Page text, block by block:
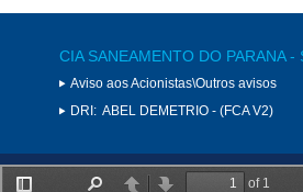
CIA SANEAMENTO DO PARANA -
Aviso aos Acionistas\Outros avisos
DRI: ABEL DEMETRIO - (FCA V2)